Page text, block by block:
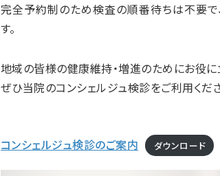
完全予約制のため検査の順番待ちは不要で
す。
地域の皆様の健康維持・増進のためにお役に
ぜひ当院のコンシェルジュ検診をご利用くだ
コンシェルジュ検診のご案内 ダウンロード